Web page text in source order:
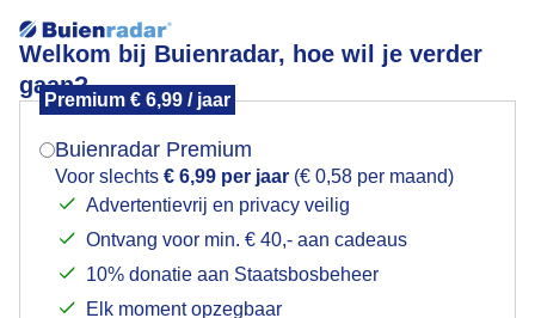
Welkom bij Buienradar, hoe wil je verder
gaan?
Premium € 6,99 / jaar
Buienradar Premium
Voor slechts € 6,99 per jaar (€ 0,58 per maand)
Advertentievrij en privacy veilig
Ontvang voor min. € 40,- aan cadeaus
10% donatie aan Staatsbosbeheer
Elk moment opzegbaar
EEN BEETJE SAAIE DAG AAN ZEE
Mogen we je locatie gebruiken voor het
Indien je hier nog geen akkoord op hebt gegeven,
verschijnt er zo een pop-up uit je browser waarin